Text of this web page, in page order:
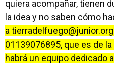
quiera acompañar, tienen
la idea y no saben cómo
a
01139076895, que es de
habrá un equipo dedicado